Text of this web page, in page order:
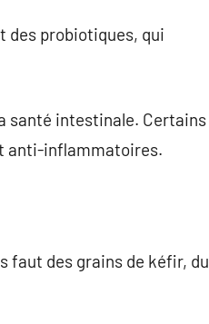
des probiotiques, qui
santé intestinale. Certains
anti-inflammatoires.
faut des grains de kéfir, du